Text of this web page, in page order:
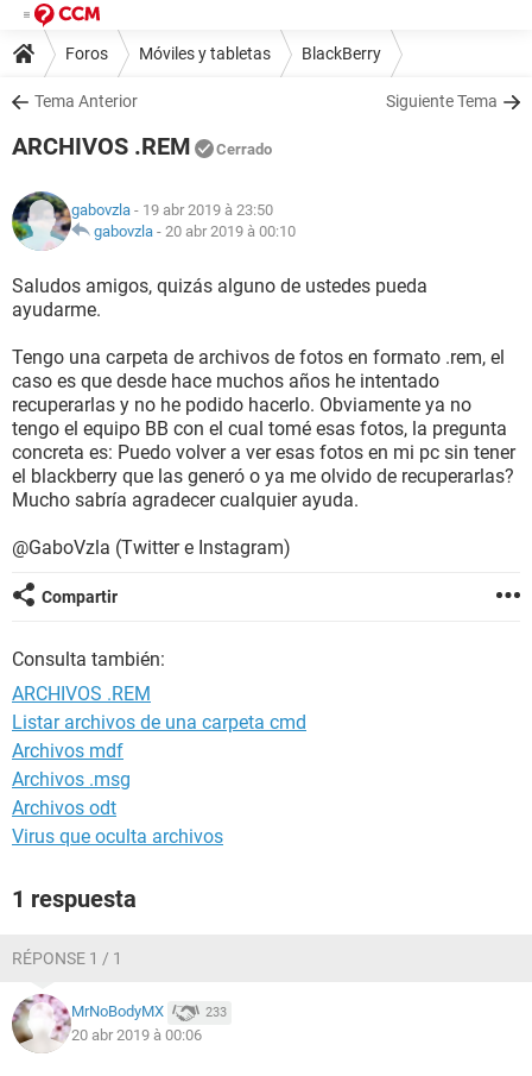
Foros Móviles y tabletas BlackBerry
Tema Anterior Siguiente Tema
ARCHIVOS .REM Cerrado
gabovzla - 19 abr 2019 à 23:50
gabovzla - 20 abr 2019 à 00:10
Saludos amigos, quizás alguno de ustedes pueda
ayudarme.
Tengo una carpeta de archivos de fotos en formato .rem, el
caso es que desde hace muchos años he intentado
recuperarlas y no he podido hacerlo. Obviamente ya no
tengo el equipo BB con el cual tomé esas fotos, la pregunta
concreta es: Puedo volver a ver esas fotos en mi pc sin tener
el blackberry que las generó o ya me olvido de recuperarlas?
Mucho sabría agradecer cualquier ayuda.
@GaboVzla (Twitter e Instagram)
Compartir
Consulta también:
ARCHIVOS .REM
Listar archivos de una carpeta cmd
Archivos mdf
Archivos .msg
Archivos odt
Virus que oculta archivos
1 respuesta
RÉPONSE 1 / 1
MrNoBodyMX 233
20 abr 2019 à 00:06